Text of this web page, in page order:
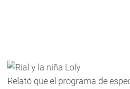
Relató que el programa de